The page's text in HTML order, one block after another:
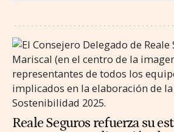
Reale Seguros refuerza su